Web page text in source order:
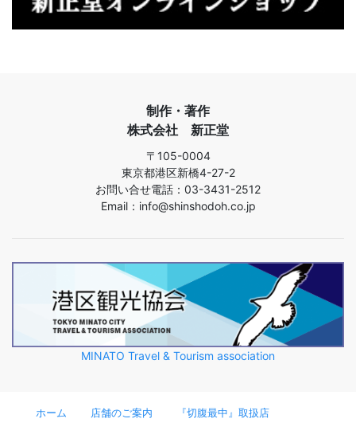
制作・著作
株式会社 新正堂
〒105-0004
東京都港区新橋4-27-2
お問い合せ電話：03-3431-2512
Email：info@shinshodoh.co.jp
MINATO Travel & Tourism association
ホーム 店舗のご案内 『切腹最中』取扱店